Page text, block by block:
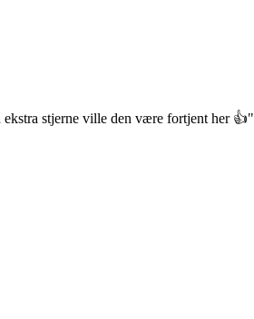
ekstra stjerne ville den være fortjent her 👍"